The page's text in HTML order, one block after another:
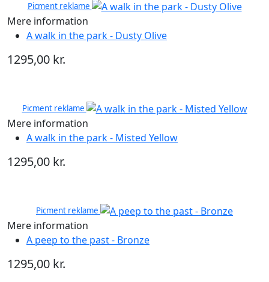
Picment reklame
Mere information
A walk in the park - Dusty Olive
1295,00 kr.
Picment reklame
Mere information
A walk in the park - Misted Yellow
1295,00 kr.
Picment reklame
Mere information
A peep to the past - Bronze
1295,00 kr.